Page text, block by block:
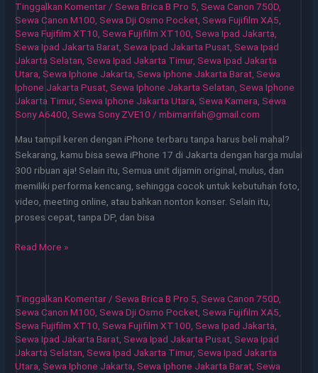
untuk
Konten
dan
Kerja
Profesional
Tinggalkan Komentar / Sewa Brica B Pro 5 Sewa Canon 750D
Sewa Canon M100 Sewa Dji Osmo Pocket Sewa Fujifilm XA5
Sewa Fujifilm XT10 Sewa Fujifilm XT100 Sewa Ipad Jakarta
Sewa Ipad Jakarta Barat Sewa Ipad Jakarta Pusat Sewa Ipad
Jakarta Selatan Sewa Ipad Jakarta Timur, Sewa Ipad Jakarta
Utara Sewa Iphone Jakarta Sewa Iphone Jakarta Barat Sewa
Iphone Jakarta Pusat Sewa Iphone Jakarta Selatan Sewa Iphone
Jakarta Timur, Sewa Iphone Jakarta Utara Sewa Kamera Sewa
Sony A6400 Sewa Sony ZVE10 /mbimarifah@gmail.com
Mau tampil keren dengan iPhone terbaru tanpa harus beli mahal?
Sekarang, kamu bisa sewa iPhone 17 di Jakarta dengan harga mulai
300 ribuan aja! Selain itu, Semua unit dijamin original, mulus, dan
memiliki performa kencang, sehingga cocok untuk kebutuhan foto,
video, meeting online, atau bahkan nonton konser. Selain itu,
proses cepat, tanpa DP, dan bisa
Sewa
Solusi
Cerdas
untuk
Proyek
Sementara
Read More »
Tinggalkan Komentar / Sewa Brica B Pro 5 Sewa Canon 750D
Sewa Canon M100 Sewa Dji Osmo Pocket Sewa Fujifilm XA5
Sewa Fujifilm XT10 Sewa Fujifilm XT100 Sewa Ipad Jakarta
Sewa Ipad Jakarta Barat Sewa Ipad Jakarta Pusat Sewa Ipad
Jakarta Selatan Sewa Ipad Jakarta Timur, Sewa Ipad Jakarta
Utara Sewa Iphone Jakarta Sewa Iphone Jakarta Barat Sewa